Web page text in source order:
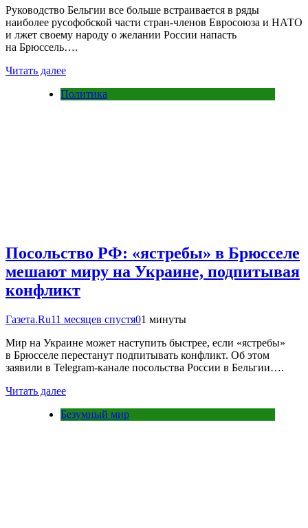
Руководство Бельгии все больше встраивается в ряды
наиболее русофобской части стран-членов Евросоюза и НАТО
и лжет своему народу о желании России напасть
на Брюссель….
Читать далее
Политика
Посольство РФ: «ястребы» в Брюсселе
мешают миру на Украине, подпитывая
конфликт
Газета.Ru11 месяцев спустя01 минуты
Мир на Украине может наступить быстрее, если «ястребы»
в Брюсселе перестанут подпитывать конфликт. Об этом
заявили в Telegram-канале посольства России в Бельгии….
Читать далее
Безумный мир